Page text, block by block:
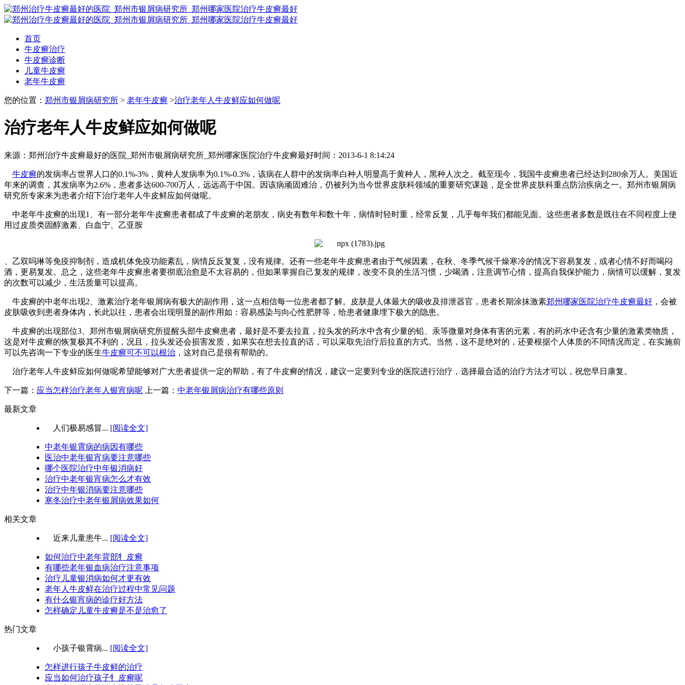
首页
牛皮癣治疗
牛皮癣诊断
儿童牛皮癣
老年牛皮癣
您的位置： 郑州市银屑病研究所 > 老年牛皮癣 >治疗老年人牛皮鲜应如何做呢
治疗老年人牛皮鲜应如何做呢
来源：郑州治疗牛皮癣最好的医院_郑州市银屑病研究所_郑州哪家医院治疗牛皮癣最好时间：2013-6-1 8:14:24
牛皮癣的发病率占世界人口的0.1%-3%，黄种人发病率为0.1%-0.3%，该病在人群中的发病率白种人明显高于黄种人，黑种人次之。截至现今，我国牛皮癣患者已经达到280余万人。美国近
年来的调查，其发病率为2.6%，患者多达600-700万人，远远高于中国。因该病顽固难治，仍被列为当今世界皮肤科领域的重要研究课题，是全世界皮肤科重点防治疾病之一。郑州市银屑病
研究所专家来为患者介绍下治疗老年人牛皮鲜应如何做呢。
中老年牛皮癣的出现1、有一部分老年牛皮癣患者都成了牛皮癣的老朋友，病史有数年和数十年，病情时轻时重，经常反复，几乎每年我们都能见面。这些患者多数是既往在不同程度上使
用过皮质类固醇激素、白血宁、乙亚胺
、乙双吗琳等免疫抑制剂，造成机体免疫功能紊乱，病情反反复复，没有规律。还有一些老年牛皮癣患者由于气候因素，在秋、冬季气候干燥寒冷的情况下容易复发，或者心情不好而喝闷
酒，更易复发。总之，这些老年牛皮癣患者要彻底治愈是不太容易的，但如果掌握自己复发的规律，改变不良的生活习惯，少喝酒，注意调节心情，提高自我保护能力，病情可以缓解，复发
的次数可以减少，生活质量可以提高。
牛皮癣的中老年出现2、激素治疗老年银屑病有极大的副作用，这一点相信每一位患者都了解。皮肤是人体最大的吸收及排泄器官，患者长期涂抹激素郑州哪家医院治疗牛皮癣最好 ，会被
皮肤吸收到患者身体内，长此以往，患者会出现明显的副作用如：容易感染与向心性肥胖等，给患者健康埋下极大的隐患。
牛皮癣的出现部位3、郑州市银屑病研究所提醒头部牛皮癣患者，最好是不要去拉直，拉头发的药水中含有少量的铅、汞等微量对身体有害的元素，有的药水中还含有少量的激素类物质，
这是对牛皮癣的恢复极其不利的，况且，拉头发还会损害发质，如果实在想去拉直的话，可以采取先治疗后拉直的方式。当然，这不是绝对的，还要根据个人体质的不同情况而定，在实施前
可以先咨询一下专业的医生牛皮癣可不可以根治 ，这对自己是很有帮助的。
治疗老年人牛皮鲜应如何做呢希望能够对广大患者提供一定的帮助，有了牛皮癣的情况，建议一定要到专业的医院进行治疗，选择最合适的治疗方法才可以，祝您早日康复。
下一篇： 应当怎样治疗老年人银宵病呢 上一篇： 中老年银屑病治疗有哪些原则
最新文章
人们极易感冒... [阅读全文]
中老年银霄病的病因有哪些
医治中老年银宵病要注意哪些
哪个医院治疗中年银消病好
治疗中老年银宵病怎么才有效
治疗中年银消病要注意哪些
寒冬治疗中老年银屑病效果如何
相关文章
近来儿童患牛... [阅读全文]
如何治疗中老年背部牜皮癣
有哪些老年银血病治疗注意事项
治疗儿童银消病如何才更有效
老年人牛皮鲜在治疗过程中常见问题
有什么银宵病的诊疗好方法
怎样确定儿童牛皮癣是不是治愈了
热门文章
小孩子银霄病... [阅读全文]
怎样进行孩子牛皮鲜的治疗
应当如何治疗孩子牜皮癣呢